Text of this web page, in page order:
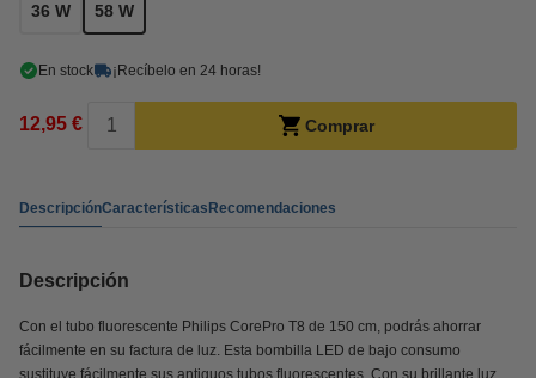
36 W 58 W
En stock ¡Recíbelo en 24 horas!
12,95 € Comprar
DescripciónCaracterísticasRecomendaciones
Descripción
Con el tubo fluorescente Philips CorePro T8 de 150 cm, podrás ahorrar
fácilmente en su factura de luz. Esta bombilla LED de bajo consumo
sustituye fácilmente sus antiguos tubos fluorescentes. Con su brillante luz